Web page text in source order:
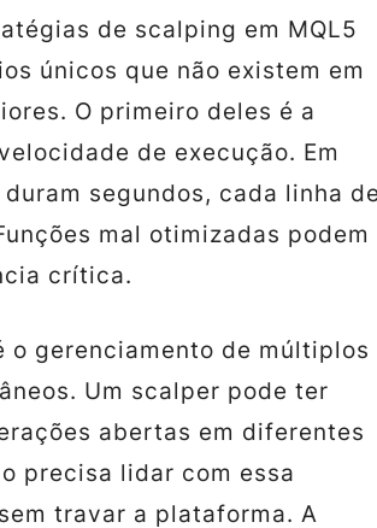
de scalping em MQL5
únicos que não existem em
O primeiro deles é a
de execução. Em
segundos, cada linha de
mal otimizadas podem
crítica.
o gerenciamento de múltiplos
Um scalper pode ter
abertas em diferentes
precisa lidar com essa
travar a plataforma. A